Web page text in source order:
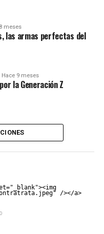
meses
las armas perfectas del
Hace 9 meses
la Generación Z
/></a>